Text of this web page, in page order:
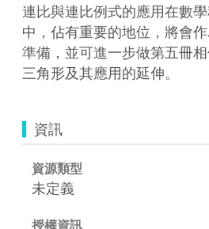
連比與連比例式的應用在數
中，佔有重要的地位，將會
準備，並可進一步做第五冊
三角形及其應用的延伸。
資訊
資源類型
未定義
授權資訊